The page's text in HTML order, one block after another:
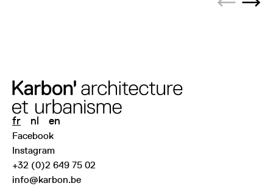
Previous
fr nl en
Facebook
Instagram
+32 (0)2 649 75 02
info@karbon.be